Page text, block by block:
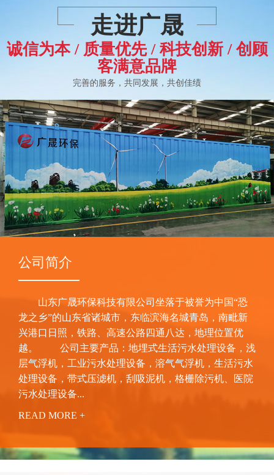
污水一体化提升设备 一体化废水设备
水处理一体化设备 一体化水处理设备
废水处理一体化装置 一体化废水处理设备
走进广晟
诚信为本 / 质量优先 / 科技创新 / 创顾
客满意品牌
完善的服务，共同发展，共创佳绩
公司简介
山东广晟环保科技有限公司坐落于被誉为中国“恐
龙之乡”的山东省诸城市，东临滨海名城青岛，南毗新
兴港口日照，铁路、高速公路四通八达，地理位置优
越。 公司主要产品：地埋式生活污水处理设备，浅
层气浮机，工业污水处理设备，溶气气浮机，生活污水
处理设备，带式压滤机，刮吸泥机，格栅除污机、医院
污水处理设备...
READ MORE +